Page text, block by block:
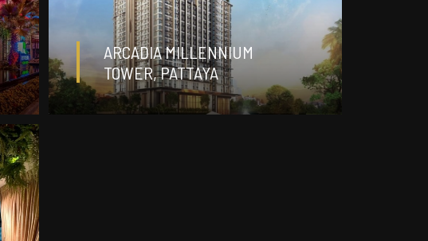
ARCADIA MILLENNIUM
TOWER, PATTAYA
студия 0